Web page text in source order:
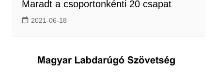
Maradt a csoportonkénti 20 csapat
2021-06-18